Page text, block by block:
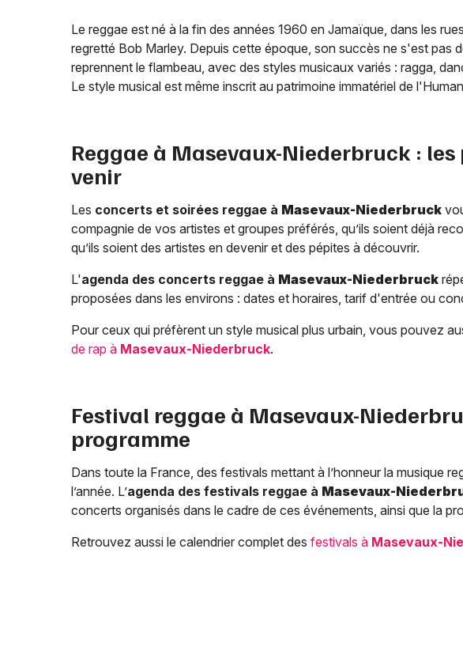
Le reggae est né à la fin des années 1960 en Jamaïque, dans les
regretté Bob Marley. Depuis cette époque, son succès ne s'est pas
reprennent le flambeau, avec des styles musicaux variés : ragga,
Le style musical est même inscrit au patrimoine immatériel de
Reggae à Masevaux-Niederbruck :
venir
Les concerts et soirées reggae à Masevaux-Niederbruck
compagnie de vos artistes et groupes préférés, qu’ils soient déjà
qu’ils soient des artistes en devenir et des pépites à découvrir.
L'agenda des concerts reggae à Masevaux-Niederbruck
proposées dans les environs : dates et horaires, tarif d'entrée ou
Pour ceux qui préfèrent un style musical plus urbain, vous pouvez
de rap à Masevaux-Niederbruck.
Festival reggae à Masevaux-
programme
Dans toute la France, des festivals mettant à l’honneur la musique
l’année. L’agenda des festivals reggae à Masevaux-
concerts organisés dans le cadre de ces événements, ainsi que la
Retrouvez aussi le calendrier complet des festivals à Masevaux-